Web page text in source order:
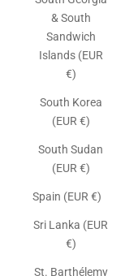
& South
Sandwich
Islands (EUR
€)
South Korea
(EUR €)
South Sudan
(EUR €)
Spain (EUR €)
Sri Lanka (EUR
€)
St. Barthélemy